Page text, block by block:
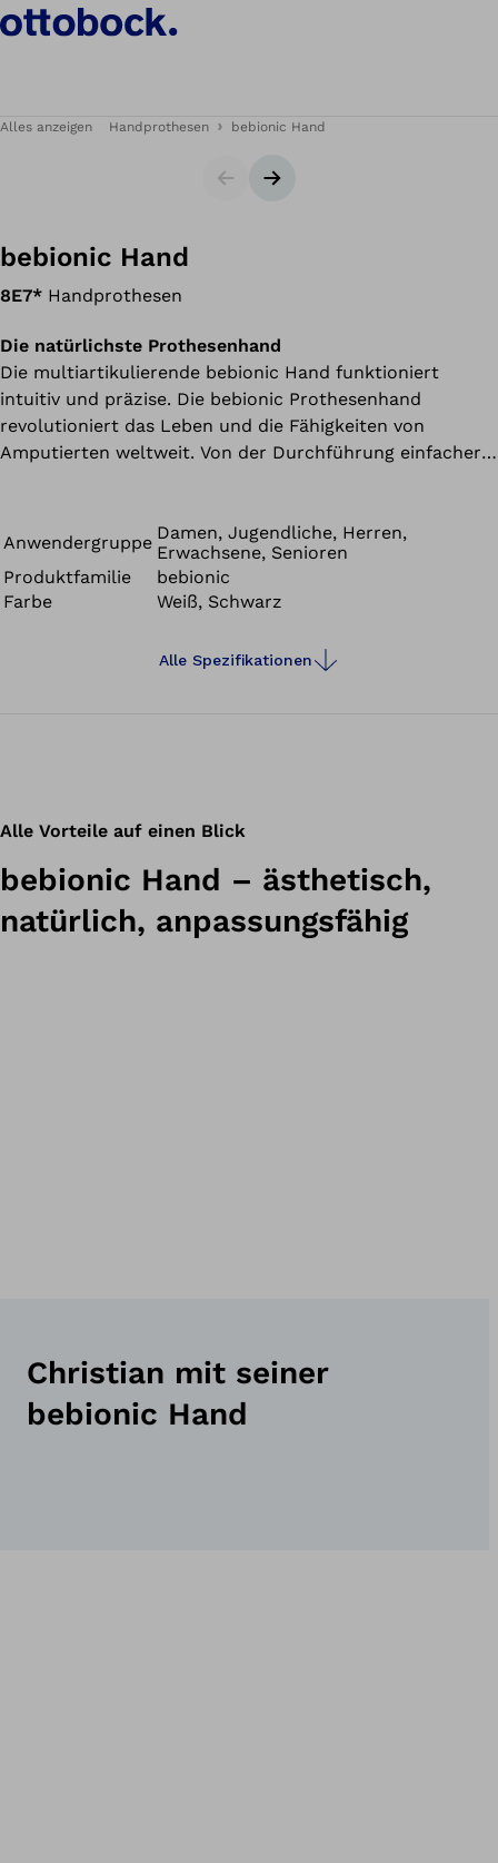
Alles anzeigen Handprothesen bebionic Hand
SliderNächster Slide
bebionic Hand
8E7* Handprothesen
Die natürlichste Prothesenhand
Die multiartikulierende bebionic Hand funktioniert
intuitiv und präzise. Die bebionic Prothesenhand
revolutioniert das Leben und die Fähigkeiten von
Amputierten weltweit. Von der Durchführung einfacher
Anwendergruppe Damen, Jugendliche, Herren,
Erwachsene, Senioren
Produktfamilie
bebionic
Farbe
Weiß, Schwarz
Alle Spezifikationen
Alle Vorteile auf einen Blick
bebionic Hand – ästhetisch,
natürlich, anpassungsfähig
Christian mit seiner
bebionic Hand